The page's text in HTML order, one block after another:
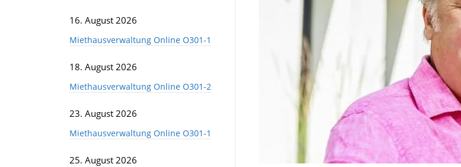
16. August 2026
Miethausverwaltung Online O301-1
18. August 2026
Miethausverwaltung Online O301-2
23. August 2026
Miethausverwaltung Online O301-1
25. August 2026